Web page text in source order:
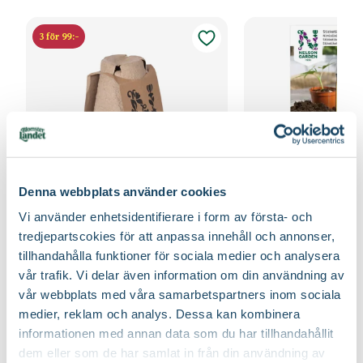
Denna webbplats använder cookies
Vi använder enhetsidentifierare i form av första- och
tredjepartscokies för att anpassa innehåll och annonser,
tillhandahålla funktioner för sociala medier och analysera
vår trafik. Vi delar även information om din användning av
vår webbplats med våra samarbetspartners inom sociala
medier, reklam och analys. Dessa kan kombinera
informationen med annan data som du har tillhandahållit
dem eller som de har samlat in från din användning av
3 för 99:-
Nelson Garden
3990
Välj butik
Online
Fåtal i lager
Till Produkten
till Fiberpots / Fiberkruka produktsida
Nelson Garden
Välj butik
Online